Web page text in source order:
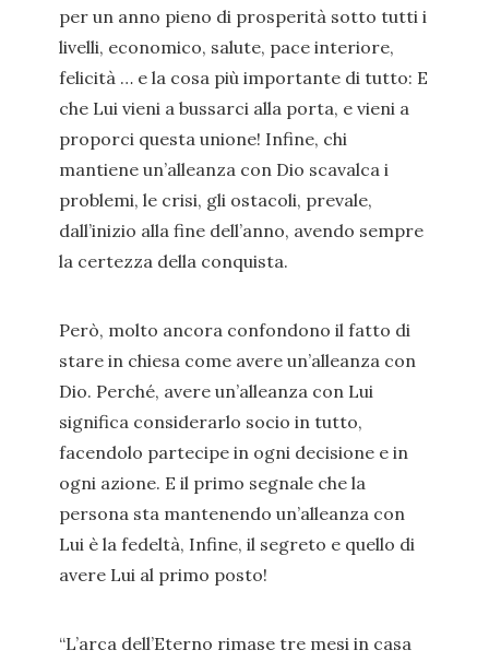
per un anno pieno di prosperità sotto tutti i
livelli, economico, salute, pace interiore,
felicità … e la cosa più importante di tutto: E
che Lui vieni a bussarci alla porta, e vieni a
proporci questa unione! Infine, chi
mantiene un’alleanza con Dio scavalca i
problemi, le crisi, gli ostacoli, prevale,
dall’inizio alla fine dell’anno, avendo sempre
la certezza della conquista.
Però, molto ancora confondono il fatto di
stare in chiesa come avere un’alleanza con
Dio. Perché, avere un’alleanza con Lui
significa considerarlo socio in tutto,
facendolo partecipe in ogni decisione e in
ogni azione. E il primo segnale che la
persona sta mantenendo un’alleanza con
Lui è la fedeltà, Infine, il segreto e quello di
avere Lui al primo posto!
“L’arca dell’Eterno rimase tre mesi in casa